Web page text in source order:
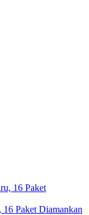
16 Paket Diamankan